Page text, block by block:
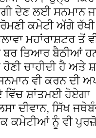
ਦੇਣ ਲਈ ਸਨਮਾਨ
ਕਮੇਟੀ ਅੱਗੇ ਰੱਖੀ
ਮਹਾਂਰਾਸ਼ਟਰ ਤੋਂ
ਬਰ ਤਿਆਰ ਬੈਠੀਆਂ
ਚਾਹੀਦੀ ਹੈ ਅਤੇ
ਵੀ ਕਰਨ ਦੀ
ਵਿੱਚ ਸ਼ਾਂਤਮਈ ਹੋਏਗਾ
ਦੀਵਾਨ, ਸਿੱਖ
ਨੂੰ ਵੀ